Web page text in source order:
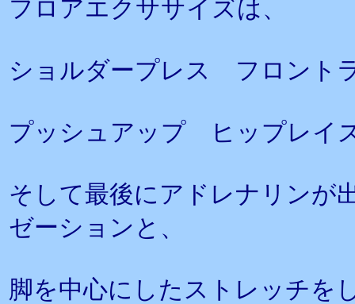
フロアエクササイズは、
ショルダープレス フロント
プッシュアップ ヒップレ
そして最後にアドレナリンが
ゼーションと、
脚を中心にしたストレッチを